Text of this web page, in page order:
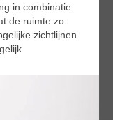
in combinatie
de ruimte zo
zichtlijnen